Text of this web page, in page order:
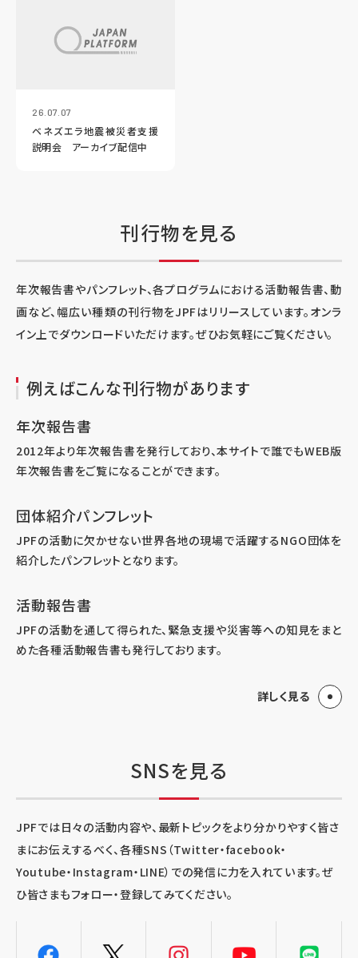
26.07.07
ベネズエラ地震被災者支援
説明会 アーカイブ配信中
刊行物を見る
年次報告書やパンフレット、各プログラムにおける活動報告書、動
画など、幅広い種類の刊行物をJPFはリリースしています。オンラ
イン上でダウンロードいただけます。ぜひお気軽にご覧ください。
例えばこんな刊行物があります
年次報告書
2012年より年次報告書を発行しており、本サイトで誰でもWEB版
年次報告書をご覧になることができます。
団体紹介パンフレット
JPFの活動に欠かせない世界各地の現場で活躍するNGO団体を
紹介したパンフレットとなります。
活動報告書
JPFの活動を通して得られた、緊急支援や災害等への知見をまと
めた各種活動報告書も発行しております。
詳しく見る
SNSを見る
JPFでは日々の活動内容や、最新トピックをより分かりやすく皆さ
まにお伝えするべく、各種SNS（Twitter・facebook・
Youtube・Instagram・LINE）での発信に力を入れています。ぜ
ひ皆さまもフォロー・登録してみてください。